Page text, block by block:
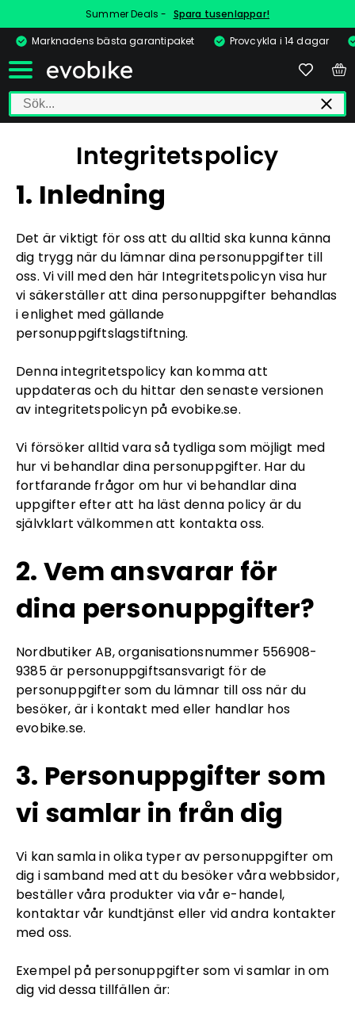
Summer Deals - Spara tusenlappar!
Marknadens bästa garantipaket
Provcykla i 14 dagar
Integritetspolicy
1. Inledning
Det är viktigt för oss att du alltid ska kunna känna
dig trygg när du lämnar dina personuppgifter till
oss. Vi vill med den här Integritetspolicyn visa hur
vi säkerställer att dina personuppgifter behandlas
i enlighet med gällande
personuppgiftslagstiftning.
Denna integritetspolicy kan komma att
uppdateras och du hittar den senaste versionen
av integritetspolicyn på evobike.se.
Vi försöker alltid vara så tydliga som möjligt med
hur vi behandlar dina personuppgifter. Har du
fortfarande frågor om hur vi behandlar dina
uppgifter efter att ha läst denna policy är du
självklart välkommen att kontakta oss.
2. Vem ansvarar för
dina personuppgifter?
Nordbutiker AB, organisationsnummer 556908-
9385 är personuppgiftsansvarigt för de
personuppgifter som du lämnar till oss när du
besöker, är i kontakt med eller handlar hos
evobike.se.
3. Personuppgifter som
vi samlar in från dig
Vi kan samla in olika typer av personuppgifter om
dig i samband med att du besöker våra webbsidor,
beställer våra produkter via vår e-handel,
kontaktar vår kundtjänst eller vid andra kontakter
med oss.
Exempel på personuppgifter som vi samlar in om
dig vid dessa tillfällen är: